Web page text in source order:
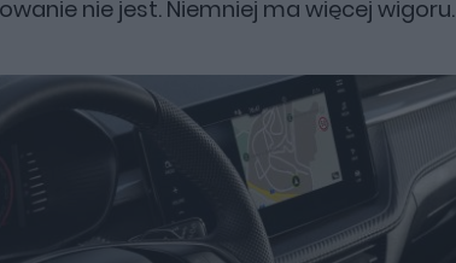
nie jest. Niemniej ma więcej wigoru.